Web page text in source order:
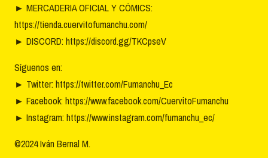
► MERCADERIA OFICIAL Y CÓMICS:
https://tienda.cuervitofumanchu.com/
► DISCORD: https://discord.gg/TKCpseV
Síguenos en:
► Twitter: https://twitter.com/Fumanchu_Ec
► Facebook: https://www.facebook.com/CuervitoFumanchu
► Instagram: https://www.instagram.com/fumanchu_ec/
©2024 Iván Bernal M.